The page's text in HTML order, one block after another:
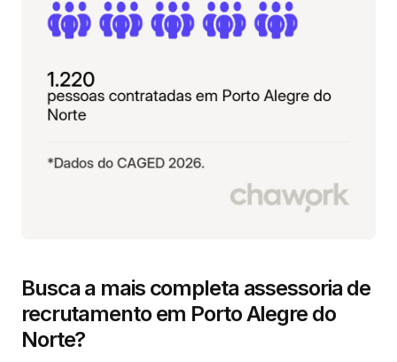
Busca a mais completa assessoria de
recrutamento em Porto Alegre do
Norte?